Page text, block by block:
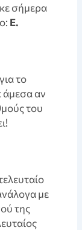
σήμερα
E.
το
άμεσα αν
του
με
της